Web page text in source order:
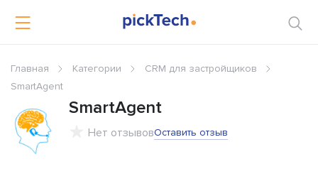
Главная Категории
CRM для застройщиков
SmartAgent
SmartAgent
Нет отзывовОставить отзыв